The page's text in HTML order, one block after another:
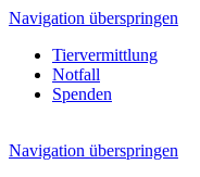
Navigation überspringen
Tiervermittlung
Notfall
Spenden
Navigation überspringen